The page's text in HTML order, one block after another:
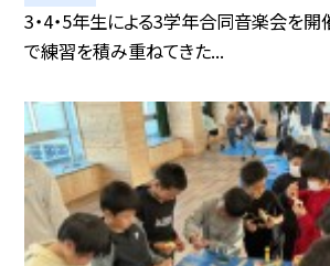
3・4・5年生による3学年合同音楽会を開
で練習を積み重ねてきた...